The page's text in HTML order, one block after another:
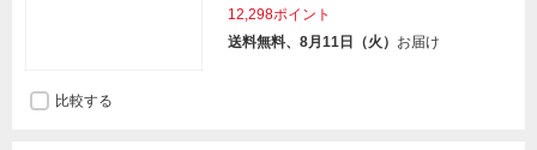
12,298ポイント
送料無料、8月11日（火） お届け
比較する